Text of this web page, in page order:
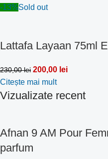
-13%Sold out
Lattafa Layaan 75ml
230,00lei 200,00 lei
Citește mai mult
Vizualizate recent
Afnan 9 AM Pour
parfum